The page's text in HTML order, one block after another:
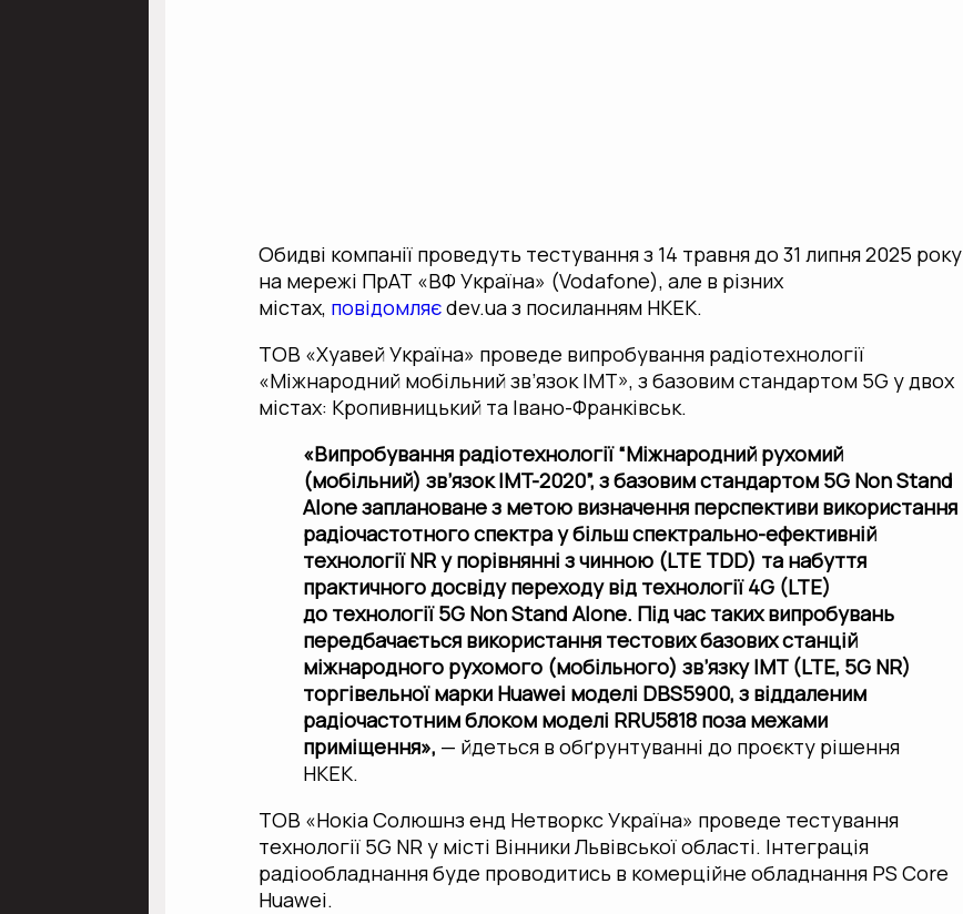
Обидві компанії проведуть тестування з 14 травня до 31 липня 2025 року
на мережі ПрАТ «ВФ Україна» (Vodafone), але в різних
містах, повідомляєdev.ua з посиланням НКЕК.
ТОВ «Хуавей Україна» проведе випробування радіотехнології
«Міжнародний мобільний зв’язок IMT», з базовим стандартом 5G у двох
містах: Кропивницький та Івано-Франківськ.
«Випробування радіотехнології “Міжнародний рухомий
(мобільний) зв’язок IMT-2020”, з базовим стандартом 5G Non Stand
Alone заплановане з метою визначення перспективи використання
радіочастотного спектра у більш спектрально-ефективній
технології NR у порівнянні з чинною (LTE TDD) та набуття
практичного досвіду переходу від технології 4G (LTE)
до технології 5G Non Stand Alone. Під час таких випробувань
передбачається використання тестових базових станцій
міжнародного рухомого (мобільного) зв’язку IMT (LTE, 5G NR)
торгівельної марки Huawei моделі DBS5900, з віддаленим
радіочастотним блоком моделі RRU5818 поза межами
приміщення», — йдеться в обґрунтуванні до проєкту рішення
НКЕК.
ТОВ «Нокіа Солюшнз енд Нетворкс Україна» проведе тестування
технології 5G NR у місті Вінники Львівської області. Інтеграція
радіообладнання буде проводитись в комерційне обладнання PS Core
Huawei.